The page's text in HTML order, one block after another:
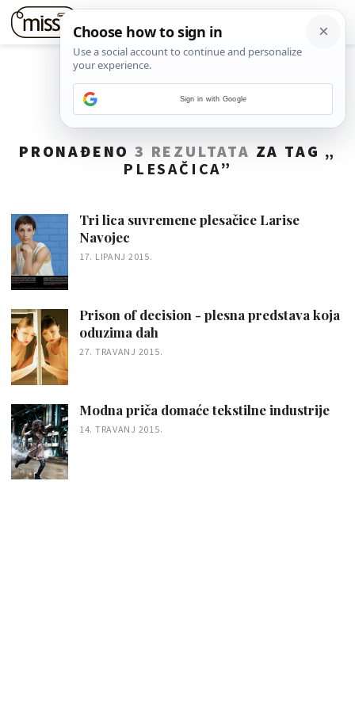
PRONAĐENO 3 REZULTATA ZA TAG „
PLESAČICA”
Tri lica suvremene plesačice Larise
Navojec
17. LIPANJ 2015.
Prison of decision - plesna predstava koja
oduzima dah
27. TRAVANJ 2015.
Modna priča domaće tekstilne industrije
14. TRAVANJ 2015.
Sign in with Google